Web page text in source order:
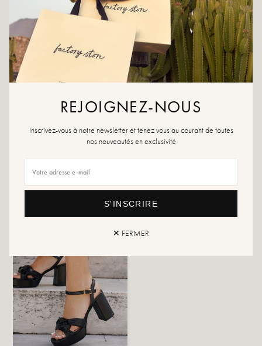
Gemaakt in Spanje
Maatadvies: Dit model valt normaal.
Onderhoudsinstructies: Wij adviseren om uw schoenen waterdicht te maken
met een speciaal product of een spray voor meerdere materialen. Dit werkt in
alle gevallen.
Als uw maat niet meer beschikbaar is, maak dan een melding.
Retour en uitwisseling snelle levering
DIT VIND JE MISSCHIEN OOK LEUK
REJOIGNEZ-NOUS
Inscrivez-vous à notre newsletter et tenez vous au courant de toutes
nos nouveautés en exclusivité
S'INSCRIRE
✕ FERMER